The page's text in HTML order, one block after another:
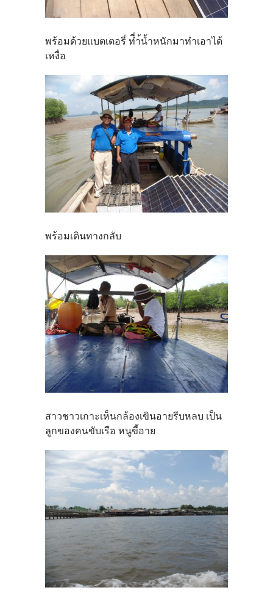
พร้อมด้วยแบตเตอรี่ ที่ำ้น้ำหนักมาทำเอาได้
เหงื่อ
พร้อมเดินทางกลับ
สาวชาวเกาะเห็นกล้องเขินอายรีบหลบ เป็น
ลูกของคนขับเรือ หนูขี้อาย